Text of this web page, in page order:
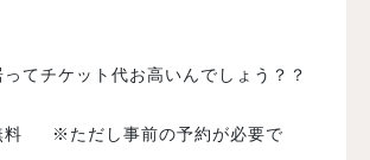
てチケット代お高いんでしょう？？
料 ※ただし事前の予約が必要で